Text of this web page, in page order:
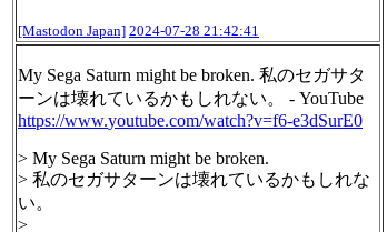
[Mastodon Japan] 2024-07-28 21:42:41
My Sega Saturn might be broken. 私のセガサタ
ーンは壊れているかもしれない。 - YouTube
https://www.youtube.com/watch?v=f6-e3dSurE0
> My Sega Saturn might be broken.
> 私のセガサターンは壊れているかもしれな
い。
>